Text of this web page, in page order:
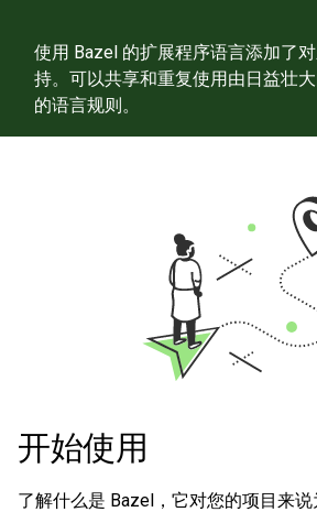
使用 Bazel 的扩展程序语言添加了
持。可以共享和重复使用由日益壮
的语言规则。
开始使用
了解什么是 Bazel，它对您的项目来